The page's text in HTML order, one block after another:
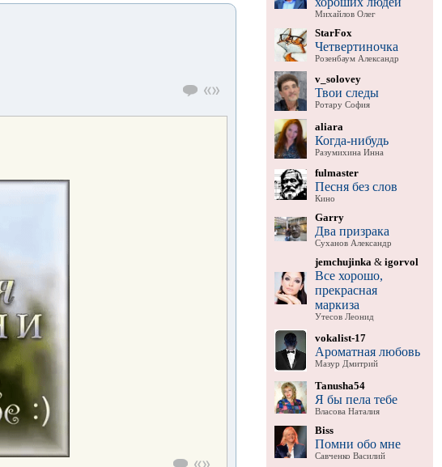
Михайлов Олег
StarFox
Четвертиночка
Розенбаум Александр
v_solovey
Твои следы
Ротару София
aliara
Когда-нибудь
Разумихина Инна
fulmaster
Песня без слов
Кино
Garry
Два призрака
Суханов Александр
jemchujinka & igorvol
Все хорошо,
прекрасная
маркиза
Утесов Леонид
vokalist-17
Ароматная любовь
Мазур Дмитрий
Tanusha54
Я бы пела тебе
Власова Наталия
Biss
Помни обо мне
Савченко Василий